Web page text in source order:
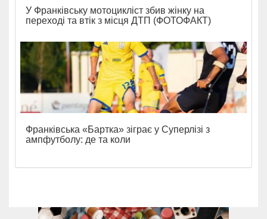
У Франківську мотоцикліст збив жінку на
переході та втік з місця ДТП (ФОТОФАКТ)
Франківська «Бартка» зіграє у Суперлізі з
ампфутболу: де та коли